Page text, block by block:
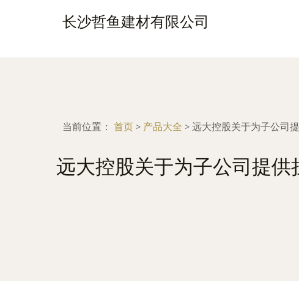
长沙哲鱼建材有限公司
当前位置： 首页 > 产品大全 > 远大控股关于为子公司
远大控股关于为子公司提